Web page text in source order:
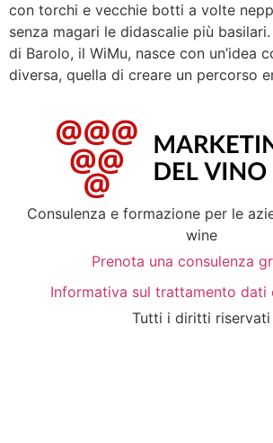
con torchi e vecchie botti a volte
senza magari le didascalie più
di Barolo, il WiMu, nasce con un’idea
diversa, quella di creare un percorso
Consulenza e formazione per le
wine
Prenota una consulenza
Informativa sul trattamento dati
Tutti i diritti riservati